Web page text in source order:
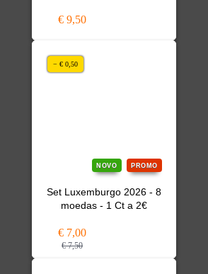
€ 9,50
NOVO PROMO
Set Luxemburgo 2026 - 8
moedas - 1 Ct a 2€
€ 7,00
€ 7,50
− € 0,50